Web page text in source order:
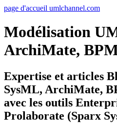
page d'accueil umlchannel.com
Modélisation
ArchiMate,
Expertise et articles
SysML, ArchiMate,
avec les outils
Prolaborate (Sparx